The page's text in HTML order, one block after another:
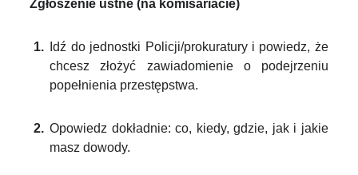
Zgłoszenie ustne (na komisariacie)
Idź do jednostki Policji/prokuratury i powiedz, że
chcesz złożyć zawiadomienie o podejrzeniu
popełnienia przestępstwa.
Opowiedz dokładnie: co, kiedy, gdzie, jak i jakie
masz dowody.